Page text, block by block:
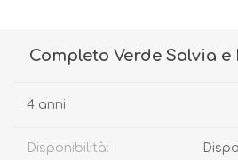
Completo Verde Salvia e
4 anni
Disponibilità: